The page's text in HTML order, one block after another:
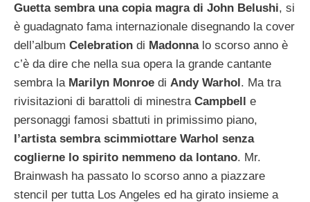
Guetta sembra una copia magra di John Belushi, si
è guadagnato fama internazionale disegnando la cover
dell’album Celebration di Madonnalo scorso anno è
c’è da dire che nella sua opera la grande cantante
sembra la Marilyn Monroe di Andy Warhol. Ma tra
rivisitazioni di barattoli di minestra Campbell e
personaggi famosi sbattuti in primissimo piano,
l’artista sembra scimmiottare Warhol senza
coglierne lo spirito nemmeno da lontano. Mr.
Brainwash ha passato lo scorso anno a piazzare
stencil per tutta Los Angeles ed ha girato insieme a